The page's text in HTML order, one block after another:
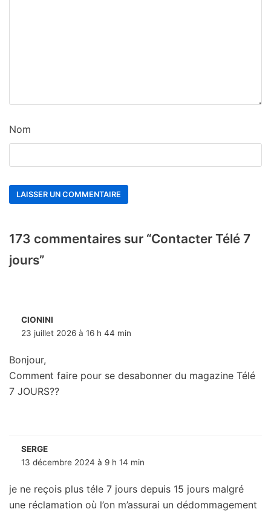
Nom
173 commentaires sur “Contacter Télé 7
jours”
CIONINI
23 juillet 2026 à 16 h 44 min
Bonjour,
Comment faire pour se desabonner du magazine Télé
7 JOURS??
SERGE
13 décembre 2024 à 9 h 14 min
je ne reçois plus téle 7 jours depuis 15 jours malgré
une réclamation où l’on m’assurai un dédommagement